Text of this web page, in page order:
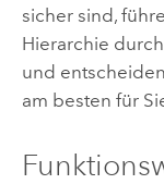
sicher sind,
Hierarchie
und
am besten für